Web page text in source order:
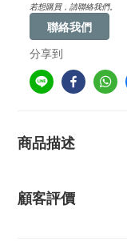
若想購買，請聯絡我們。
聯絡我們
分享到
商品描述
顧客評價